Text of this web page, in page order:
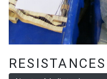
RESISTANCES